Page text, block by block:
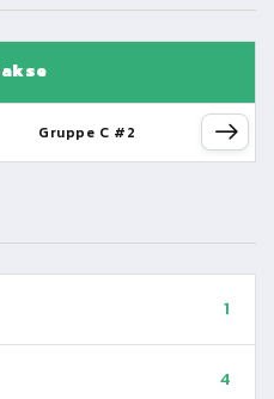
Gruppe C #2
1
4